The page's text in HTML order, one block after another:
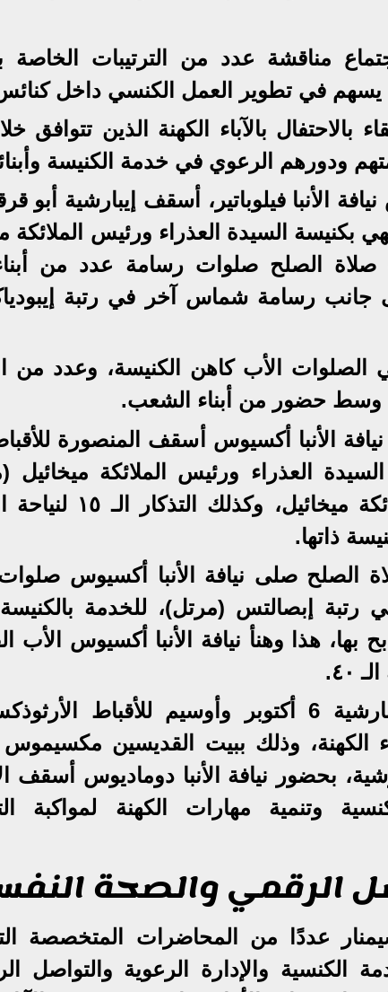
مناقشة عدد من الترتيبات الخاصة
يسهم في تطوير العمل الكنسي داخل
بالاحتفال بالآباء الكهنة الذين
ودورهم الرعوي في خدمة الكنيسة
الأنبا فيلوباتير، أسقف إيبارشية أبو
بكنيسة السيدة العذراء ورئيس الملائكة
الصلح صلوات رسامة عدد من
جانب رسامة شماس آخر في رتبة
الأب كاهن الكنيسة، وعدد من
وسط حضور من أبناء الشعب.
الأنبا أكسيوس أسقف المنصورة
العذراء ورئيس الملائكة ميخائيل
رئيس الملائكة
ذاتها.
إبصالتس (مرتل)، للخدمة
بها، هذا وهنأ نيافة الأنبا أكسيوس
٤٠.
نظمت إيبارشية 6 أكتوبر وأوسيم
الكهنة، وذلك ببيت القديسين
بحضور نيافة الأنبا دوماديوس
وتنمية مهارات الكهنة لمواكبة
الرقمي والصحة
عددًا من المحاضرات المتخصصة
الكنسية والإدارة الرعوية